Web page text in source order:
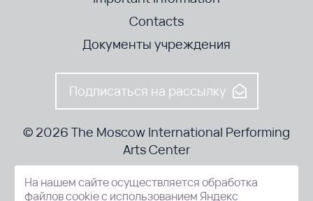
Contacts
Документы учреждения
Подписаться на рассылку
© 2026 The Moscow International Performing
Arts Center
52-8, Kosmodamianskaya nab., Moscow, 115054, Russia
На нашем сайте осуществляется обработка
файлов cookie с использованием Яндекс